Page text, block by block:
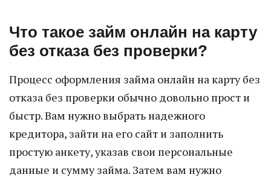
Что такое займ онлайн на карту
без отказа без проверки?
Процесс оформления займа онлайн на карту без
отказа без проверки обычно довольно прост и
быстр. Вам нужно выбрать надежного
кредитора, зайти на его сайт и заполнить
простую анкету, указав свои персональные
данные и сумму займа. Затем вам нужно